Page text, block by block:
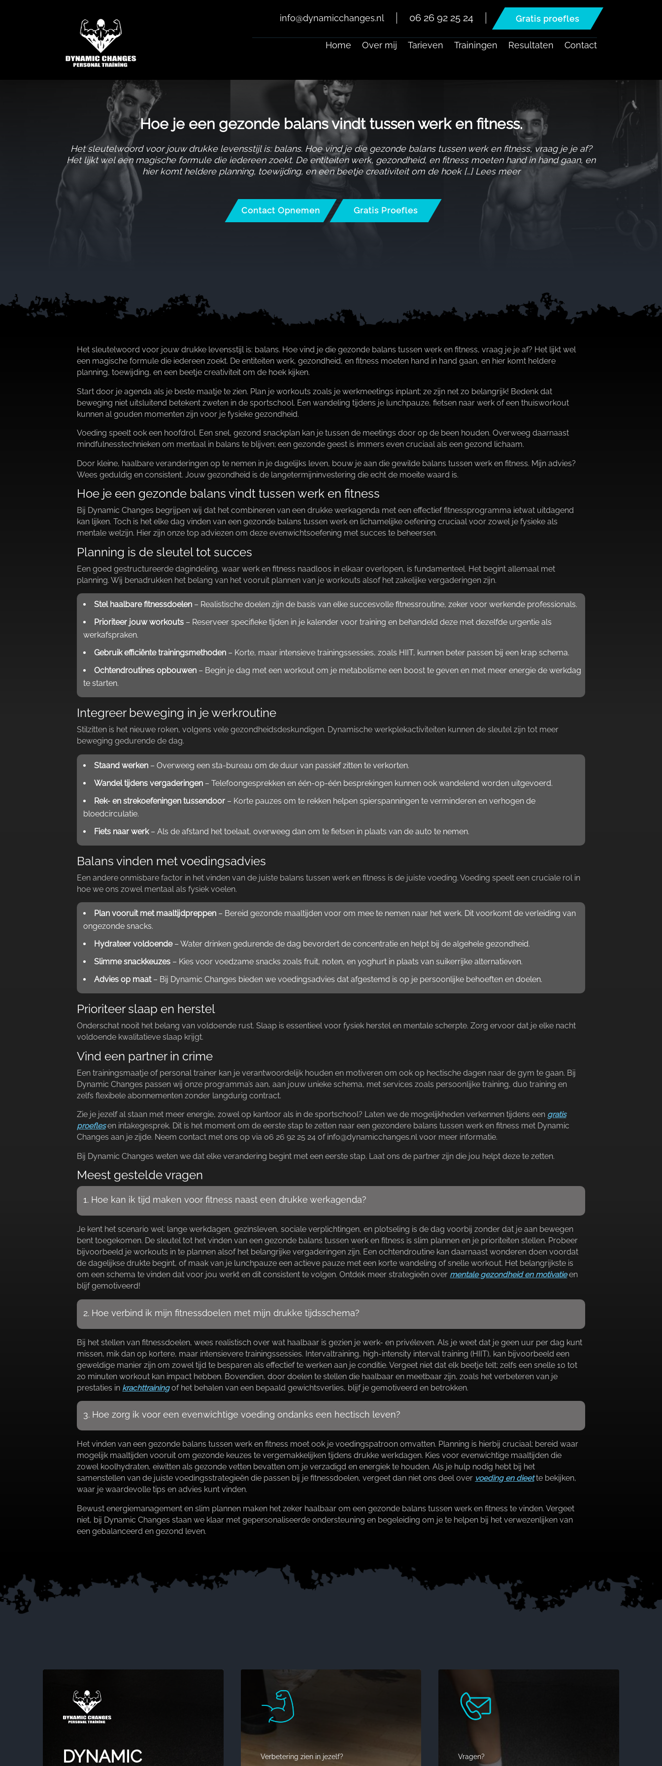
Gratis proefles
06 26 92 25 24
info@dynamicchanges.nl
Home Over mij Tarieven Trainingen Resultaten Contact
Hoe je een gezonde balans vindt tussen werk en fitness.​
Het sleutelwoord voor jouw drukke levensstijl is: balans.​ Hoe vind je die gezonde balans tussen werk en fitness, vraag je je af?
Het lijkt wel een magische formule die iedereen zoekt.​ De entiteiten werk, gezondheid, en fitness moeten hand in hand gaan, en
hier komt heldere planning, toewijding, en een beetje creativiteit om de hoek […] Lees meer
Contact Opnemen Gratis Proefles
Het sleutelwoord voor jouw drukke levensstijl is: balans.​ Hoe vind je die gezonde balans tussen werk en fitness, vraag je je af? Het lijkt wel
een magische formule die iedereen zoekt.​ De entiteiten werk, gezondheid, en fitness moeten hand in hand gaan, en hier komt heldere
planning, toewijding, en een beetje creativiteit om de hoek kijken.​
Start door je agenda als je beste maatje te zien.​ Plan je workouts zoals je werkmeetings inplant; ze zijn net zo belangrijk! Bedenk dat
beweging niet uitsluitend betekent zweten in de sportschool.​ Een wandeling tijdens je lunchpauze, fietsen naar werk of een thuisworkout
kunnen al gouden momenten zijn voor je fysieke gezondheid.​
Voeding speelt ook een hoofdrol.​ Een snel, gezond snackplan kan je tussen de meetings door op de been houden.​ Overweeg daarnaast
mindfulnesstechnieken om mentaal in balans te blijven; een gezonde geest is immers even cruciaal als een gezond lichaam.​
Door kleine, haalbare veranderingen op te nemen in je dagelijks leven, bouw je aan die gewilde balans tussen werk en fitness.​ Mijn advies?
Wees geduldig en consistent.​ Jouw gezondheid is de langetermijninvestering die echt de moeite waard is.​
Hoe je een gezonde balans vindt tussen werk en fitness
Bij Dynamic Changes begrijpen wij dat het combineren van een drukke werkagenda met een effectief fitnessprogramma ietwat uitdagend
kan lijken.​ Toch is het elke dag vinden van een gezonde balans tussen werk en lichamelijke oefening cruciaal voor zowel je fysieke als
mentale welzijn.​ Hier zijn onze top adviezen om deze evenwichtsoefening met succes te beheersen.​
Planning is de sleutel tot succes
Een goed gestructureerde dagindeling, waar werk en fitness naadloos in elkaar overlopen, is fundamenteel.​ Het begint allemaal met
planning.​ Wij benadrukken het belang van het vooruit plannen van je workouts alsof het zakelijke vergaderingen zijn.​
Stel haalbare fitnessdoelen– Realistische doelen zijn de basis van elke succesvolle fitnessroutine, zeker voor werkende professionals.​
Prioriteer jouw workouts– Reserveer specifieke tijden in je kalender voor training en behandeld deze met dezelfde urgentie als
werkafspraken.​
Gebruik efficiënte trainingsmethoden– Korte, maar intensieve trainingssessies, zoals HIIT, kunnen beter passen bij een krap schema.​
Ochtendroutines opbouwen– Begin je dag met een workout om je metabolisme een boost te geven en met meer energie de werkdag
te starten.​
Integreer beweging in je werkroutine
Stilzitten is het nieuwe roken, volgens vele gezondheidsdeskundigen.​ Dynamische werkplekactiviteiten kunnen de sleutel zijn tot meer
beweging gedurende de dag.​
Staand werken– Overweeg een sta-bureau om de duur van passief zitten te verkorten.​
Wandel tijdens vergaderingen– Telefoongesprekken en één-op-één besprekingen kunnen ook wandelend worden uitgevoerd.​
Rek- en strekoefeningen tussendoor– Korte pauzes om te rekken helpen spierspanningen te verminderen en verhogen de
bloedcirculatie.​
Fiets naar werk– Als de afstand het toelaat, overweeg dan om te fietsen in plaats van de auto te nemen.​
Balans vinden met voedingsadvies
Een andere onmisbare factor in het vinden van de juiste balans tussen werk en fitness is de juiste voeding.​ Voeding speelt een cruciale rol in
hoe we ons zowel mentaal als fysiek voelen.​
Plan vooruit met maaltijdpreppen– Bereid gezonde maaltijden voor om mee te nemen naar het werk.​ Dit voorkomt de verleiding van
ongezonde snacks.​
Hydrateer voldoende– Water drinken gedurende de dag bevordert de concentratie en helpt bij de algehele gezondheid.​
Slimme snackkeuzes– Kies voor voedzame snacks zoals fruit, noten, en yoghurt in plaats van suikerrijke alternatieven.​
Advies op maat– Bij Dynamic Changes bieden we voedingsadvies dat afgestemd is op je persoonlijke behoeften en doelen.​
Prioriteer slaap en herstel
Onderschat nooit het belang van voldoende rust.​ Slaap is essentieel voor fysiek herstel en mentale scherpte.​ Zorg ervoor dat je elke nacht
voldoende kwalitatieve slaap krijgt.​
Vind een partner in crime
Een trainingsmaatje of personal trainer kan je verantwoordelijk houden en motiveren om ook op hectische dagen naar de gym te gaan.​ Bij
Dynamic Changes passen wij onze programma’s aan, aan jouw unieke schema, met services zoals persoonlijke training, duo training en
zelfs flexibele abonnementen zonder langdurig contract.​
Zie je jezelf al staan met meer energie, zowel op kantoor als in de sportschool? Laten we de mogelijkheden verkennen tijdens een gratis
proeflesen intakegesprek.​ Dit is het moment om de eerste stap te zetten naar een gezondere balans tussen werk en fitness met Dynamic
Changes aan je zijde.​ Neem contact met ons op via 06 26 92 25 24 of info@dynamicchanges.​nl voor meer informatie.​
Bij Dynamic Changes weten we dat elke verandering begint met een eerste stap.​ Laat ons de partner zijn die jou helpt deze te zetten.​
Meest gestelde vragen
1.​ Hoe kan ik tijd maken voor fitness naast een drukke werkagenda?
Je kent het scenario wel: lange werkdagen, gezinsleven, sociale verplichtingen, en plotseling is de dag voorbij zonder dat je aan bewegen
bent toegekomen.​ De sleutel tot het vinden van een gezonde balans tussen werk en fitness is slim plannen en je prioriteiten stellen.​ Probeer
bijvoorbeeld je workouts in te plannen alsof het belangrijke vergaderingen zijn.​ Een ochtendroutine kan daarnaast wonderen doen voordat
de dagelijkse drukte begint, of maak van je lunchpauze een actieve pauze met een korte wandeling of snelle workout.​ Het belangrijkste is
om een schema te vinden dat voor jou werkt en dit consistent te volgen.​ Ontdek meer strategieën over mentale gezondheid en motivatieen
blijf gemotiveerd!
2.​ Hoe verbind ik mijn fitnessdoelen met mijn drukke tijdsschema?
Bij het stellen van fitnessdoelen, wees realistisch over wat haalbaar is gezien je werk- en privéleven.​ Als je weet dat je geen uur per dag kunt
missen, mik dan op kortere, maar intensievere trainingssessies.​ Intervaltraining, high-intensity interval training (HIIT), kan bijvoorbeeld een
geweldige manier zijn om zowel tijd te besparen als effectief te werken aan je conditie.​ Vergeet niet dat elk beetje telt; zelfs een snelle 10 tot
20 minuten workout kan impact hebben.​ Bovendien, door doelen te stellen die haalbaar en meetbaar zijn, zoals het verbeteren van je
prestaties in krachttrainingof het behalen van een bepaald gewichtsverlies, blijf je gemotiveerd en betrokken.​
3.​ Hoe zorg ik voor een evenwichtige voeding ondanks een hectisch leven?
Het vinden van een gezonde balans tussen werk en fitness moet ook je voedingspatroon omvatten.​ Planning is hierbij cruciaal; bereid waar
mogelijk maaltijden vooruit om gezonde keuzes te vergemakkelijken tijdens drukke werkdagen.​ Kies voor evenwichtige maaltijden die
zowel koolhydraten, eiwitten als gezonde vetten bevatten om je verzadigd en energiek te houden.​ Als je hulp nodig hebt bij het
samenstellen van de juiste voedingsstrategieën die passen bij je fitnessdoelen, vergeet dan niet ons deel over voeding en dieette bekijken,
waar je waardevolle tips en advies kunt vinden.​
Bewust energiemanagement en slim plannen maken het zeker haalbaar om een gezonde balans tussen werk en fitness te vinden.​ Vergeet
niet, bij Dynamic Changes staan we klaar met gepersonaliseerde ondersteuning en begeleiding om je te helpen bij het verwezenlijken van
een gebalanceerd en gezond leven.​
DYNAMIC
Verbetering zien in jezelf? Vragen?